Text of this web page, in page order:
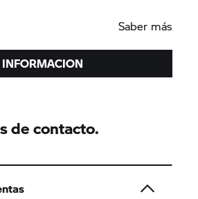
Saber más
INFORMACION
de contacto.